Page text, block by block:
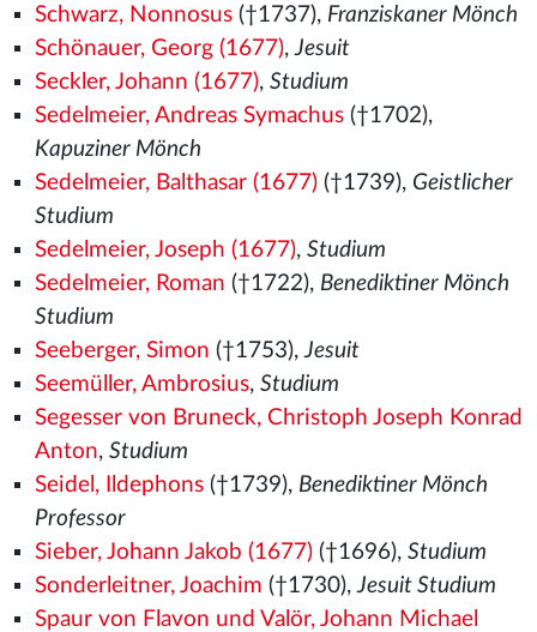
Schwarz, Nonnosus(†1737), Franziskaner Mönch
Schönauer, Georg (1677),Jesuit
Seckler, Johann (1677), Studium
Sedelmeier, Andreas Symachus(†1702),
Kapuziner Mönch
Sedelmeier, Balthasar (1677)(†1739), Geistlicher
Studium
Sedelmeier, Joseph (1677), Studium
Sedelmeier, Roman (†1722), Benediktiner Mönch
Studium
Seeberger, Simon (†1753),Jesuit
Seemüller, Ambrosius, Studium
Segesser von Bruneck, Christoph Joseph Konrad
Anton, Studium
Seidel, Ildephons(†1739), Benediktiner Mönch
Professor
Sieber, Johann Jakob (1677)(†1696), Studium
Sonderleitner, Joachim (†1730),Jesuit Studium
Spaur von Flavon und Valör, Johann Michael